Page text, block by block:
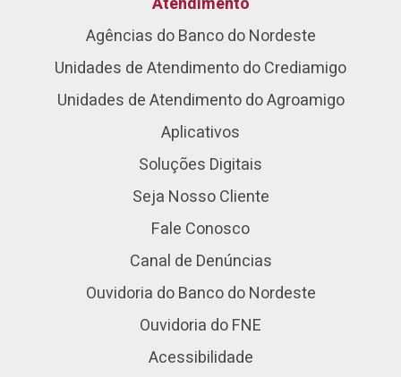
Agências do Banco do Nordeste
Unidades de Atendimento do Crediamigo
Unidades de Atendimento do Agroamigo
Aplicativos
Soluções Digitais
Seja Nosso Cliente
Fale Conosco
Canal de Denúncias
Ouvidoria do Banco do Nordeste
Ouvidoria do FNE
Acessibilidade